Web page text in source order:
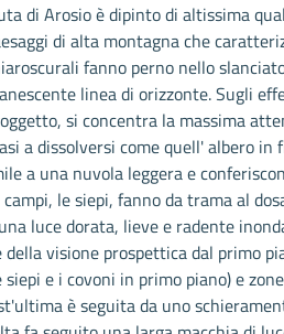
di Arosio è dipinto di altissima
di alta montagna che
fanno perno nello
linea di orizzonte. Sugli
si concentra la massima
a dissolversi come quell' albero
a una nuvola leggera e
le siepi, fanno da trama al
luce dorata, lieve e radente
della visione prospettica dal primo
siepi e i covoni in primo piano) e
è seguita da uno